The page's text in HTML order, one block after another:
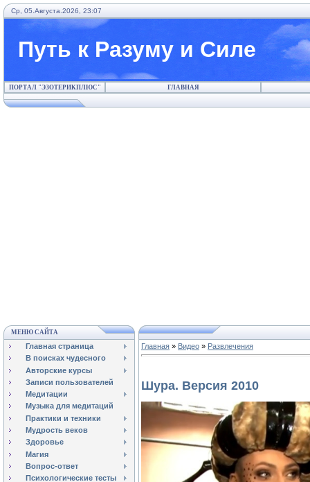
Ср, 05.Августа.2026, 23:07
Путь к Разуму и Силе
ПОРТАЛ "ЭЗОТЕРИКПЛЮС" ГЛАВНАЯ
МЕНЮ САЙТА
Главная страница
В поисках чудесного
Авторские курсы
Записи пользователей
Медитации
Музыка для медитаций
Практики и техники
Мудрость веков
Здоровье
Магия
Вопрос-ответ
Психологические тесты
Главная » Видео » Развлечения
Шура. Версия 2010